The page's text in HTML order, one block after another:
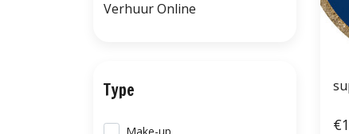
Verhuur Online
Type